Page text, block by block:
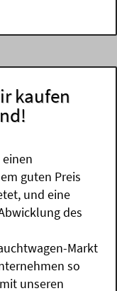
kaufen
guten Preis
und eine
des
Markt
so
unseren